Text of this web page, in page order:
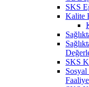
SKS
Kalite
SKS